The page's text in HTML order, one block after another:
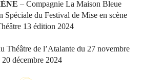
– Compagnie La Maison Bleue
du Festival de Mise en scène
13 édition 2024
Théâtre de l’Atalante du 27 novembre
20 décembre 2024